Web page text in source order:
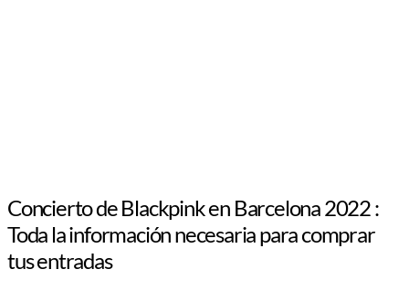
Concierto de Blackpink en Barcelona 2022 :
Toda la información necesaria para comprar
tus entradas